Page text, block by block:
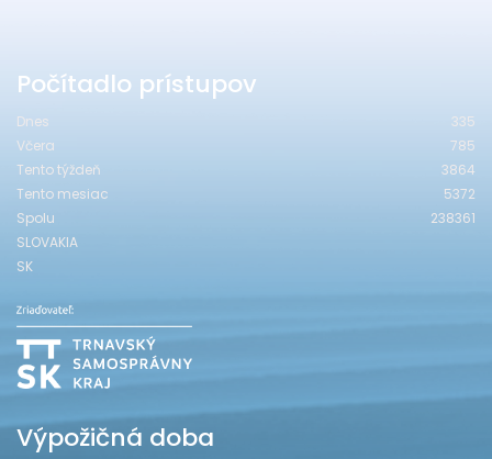
Počítadlo prístupov
Dnes
335
Včera
785
Tento týždeň
3864
Tento mesiac
5372
Spolu
238361
SLOVAKIA
SK
Výpožičná doba